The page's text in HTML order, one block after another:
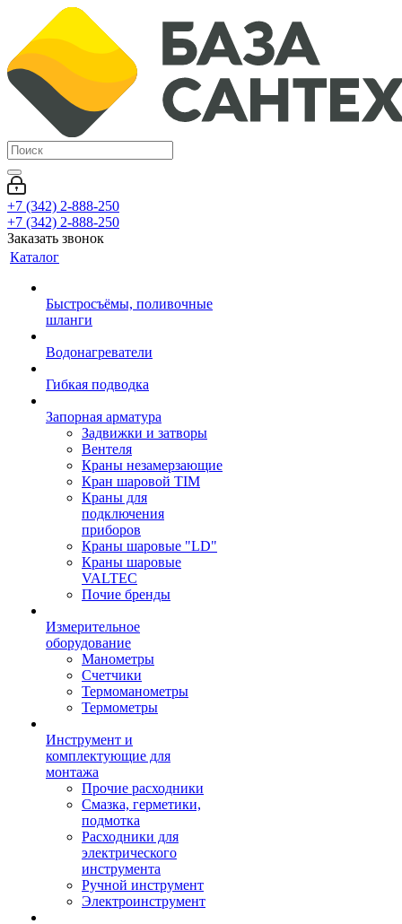
+7 (342) 2-888-250
+7 (342) 2-888-250
Заказать звонок
Каталог
Быстросъёмы, поливочные
шланги
Водонагреватели
Гибкая подводка
Запорная арматура
Задвижки и затворы
Вентеля
Краны незамерзающие
Кран шаровой TIM
Краны для
подключения
приборов
Краны шаровые "LD"
Краны шаровые
VALTEC
Почие бренды
Измерительное
оборудование
Манометры
Счетчики
Термоманометры
Термометры
Инструмент и
комплектующие для
монтажа
Прочие расходники
Смазка, герметики,
подмотка
Расходники для
электрического
инструмента
Ручной инструмент
Электроинструмент